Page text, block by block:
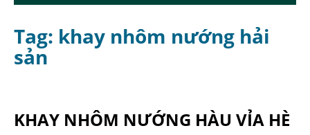
Tag: khay nhôm nướng hải
sản
KHAY NHÔM NƯỚNG HÀU VỈA HÈ